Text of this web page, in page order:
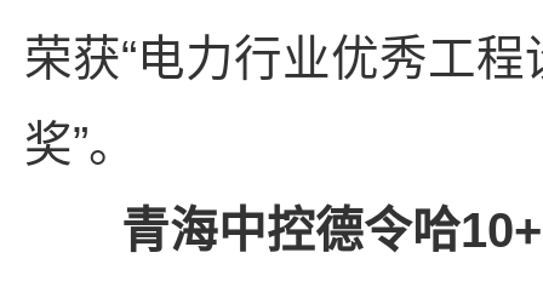
荣获“电力行业优秀工
奖”。
青海中控德令哈